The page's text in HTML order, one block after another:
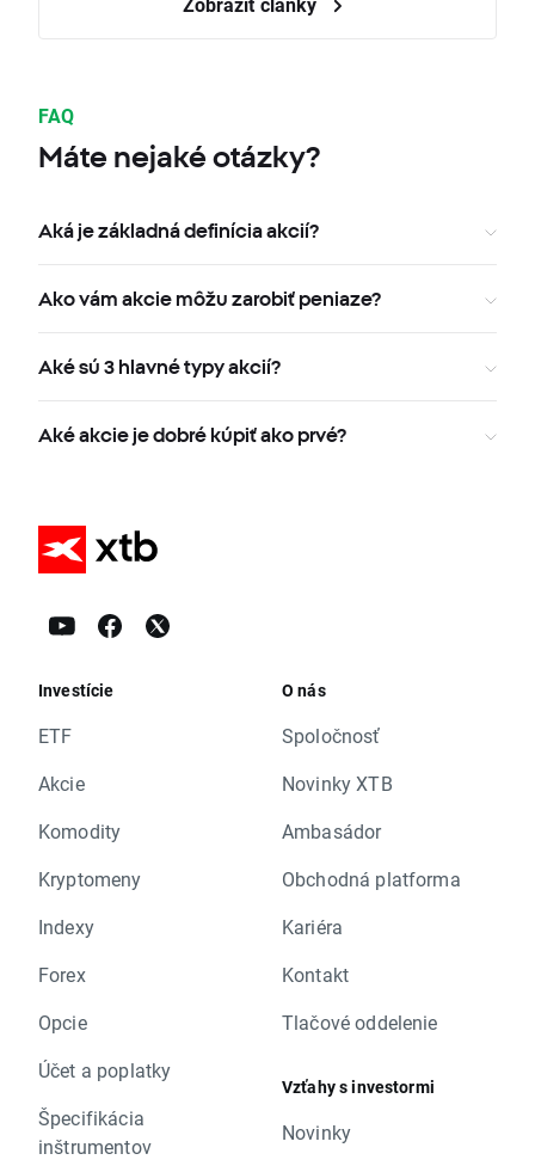
FAQ
Máte nejaké otázky?
Aká je základná definícia akcií?
Ako vám akcie môžu zarobiť peniaze?
Aké sú 3 hlavné typy akcií?
Aké akcie je dobré kúpiť ako prvé?
Investície
ETF
Akcie
Komodity
Kryptomeny
Indexy
Forex
Opcie
Účet a poplatky
Špecifikácia
inštrumentov
O nás
Spoločnosť
Novinky XTB
Ambasádor
Obchodná platforma
Kariéra
Kontakt
Tlačové oddelenie
Vzťahy s investormi
Novinky